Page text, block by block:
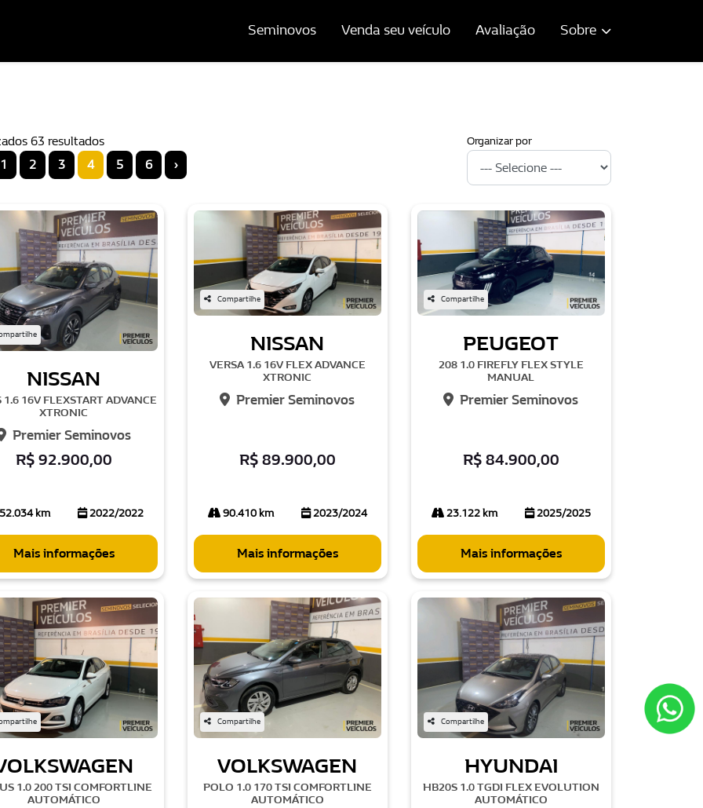
Seminovos Venda seu veículo Avaliação Sobre
63 resultados
1
2 3 4 5 6 ›
Organizar por
NISSAN
1.6 16V FLEXSTART ADVANCE
XTRONIC
Premier Seminovos
R$ 92.900,00
km 2022/2022
Mais informações
Compartilhe
NISSAN
VERSA 1.6 16V FLEX ADVANCE
XTRONIC
Premier Seminovos
R$ 89.900,00
90.410 km 2023/2024
Mais informações
Compartilhe
PEUGEOT
208 1.0 FIREFLY FLEX STYLE
MANUAL
Premier Seminovos
R$ 84.900,00
23.122 km 2025/2025
Mais informações
1.0 200 TSI COMFORTLINE
AUTOMÁTICO
Compartilhe
VOLKSWAGEN
POLO 1.0 170 TSI COMFORTLINE
AUTOMÁTICO
Compartilhe
HYUNDAI
HB20S 1.0 TGDI FLEX EVOLUTION
AUTOMÁTICO